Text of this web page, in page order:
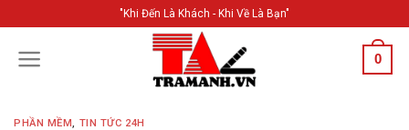
content
"Khi Đến Là Khách - Khi Về Là Bạn"
0
PHẦN MỀM, TIN TỨC 24H